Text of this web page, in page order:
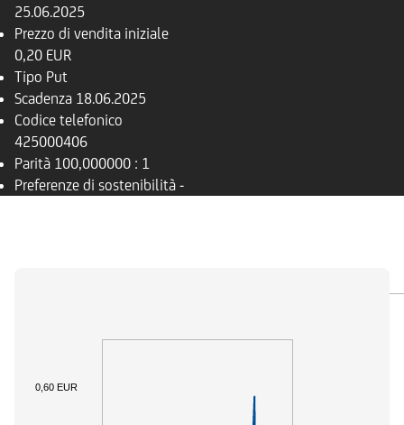
25.06.2025
Prezzo di vendita iniziale
0,20 EUR
Tipo Put
Scadenza 18.06.2025
Codice telefonico
425000406
Parità 100,000000 : 1
Preferenze di sostenibilità -
0,60 EUR